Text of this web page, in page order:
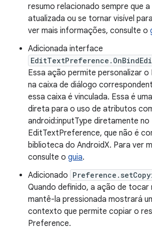
resumo relacionado sempre que
atualizada ou se tornar visível
ver mais informações, consulte o
Adicionada interface
Essa ação permite personalizar o
na caixa de diálogo
essa caixa é vinculada. Essa é
direta para o uso de atributos
android:inputType diretamente no
EditTextPreference, que não é
biblioteca do AndroidX. Para ver
consulte o guia.
Adicionado
Quando definido, a ação de tocar
mantê-la pressionada mostrará
contexto que permite copiar o
Preference.